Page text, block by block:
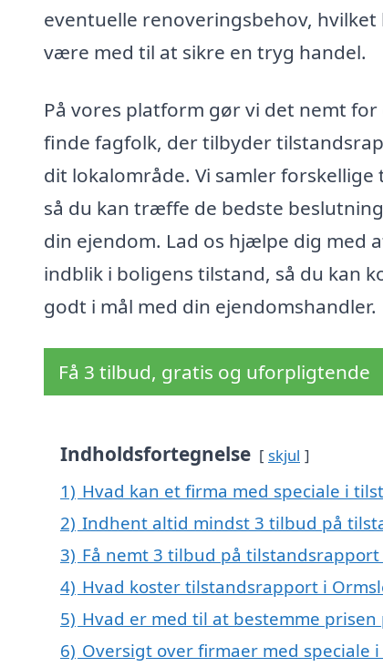
eventuelle renoveringsbehov, hvilket
være med til at sikre en tryg handel.
På vores platform gør vi det nemt for
finde fagfolk, der tilbyder
dit lokalområde. Vi samler forskellige
så du kan træffe de bedste
din ejendom. Lad os hjælpe dig med
indblik i boligens tilstand, så du kan
godt i mål med din ejendomshandler.
Få 3 tilbud, gratis og uforpligtende
Indholdsfortegnelse skjul
1) Hvad kan et firma med speciale i
2) Indhent altid mindst 3 tilbud på
3) Få nemt 3 tilbud på
4) Hvad koster tilstandsrapport i
5) Hvad er med til at bestemme
6) Oversigt over firmaer med speciale